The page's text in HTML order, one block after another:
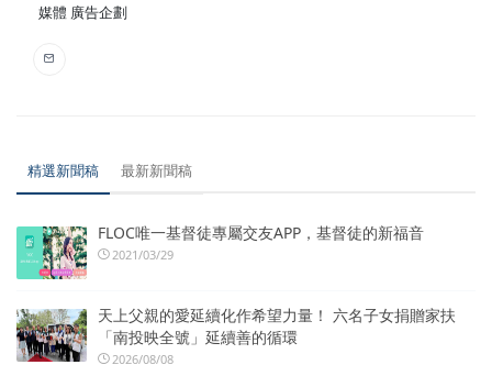
媒體 廣告企劃
精選新聞稿 最新新聞稿
FLOC唯一基督徒專屬交友APP，基督徒的新福音
2021/03/29
天上父親的愛延續化作希望力量！ 六名子女捐贈家扶
「南投映全號」延續善的循環
2026/08/08